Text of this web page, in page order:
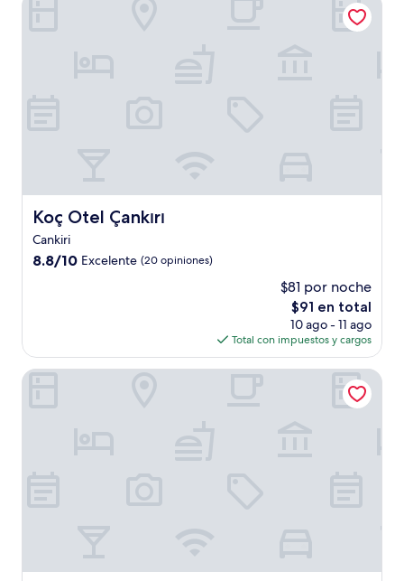
Koç Otel Çankırı
Koç Otel Çankırı
Cankiri
8.8
8.8/10 Excelente (20 opiniones)
$81 por noche
El
precio
actual
es
de
$91 en total
10 ago - 11 ago
Total con impuestos y cargos
Ilgaz Mountain Resort Hotel